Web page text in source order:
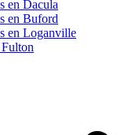
en Dacula
en Buford
en Loganville